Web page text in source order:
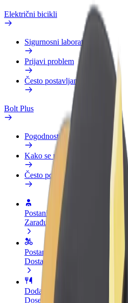
Električni bicikli
Sigurnosni laboratorij
Prijavi problem
Često postavljana pitanja
Bolt Plus
Pogodnosti
Kako se pridružiti
Često postavljana pitanja
Postani vozač
Zarađuj po vlastitim uvjetima
Postani dostavljač
Dostavljaj hranu i primaj tjedne
Dodaj restoran ili trgovinu
Dosegni više kupaca i povećaj